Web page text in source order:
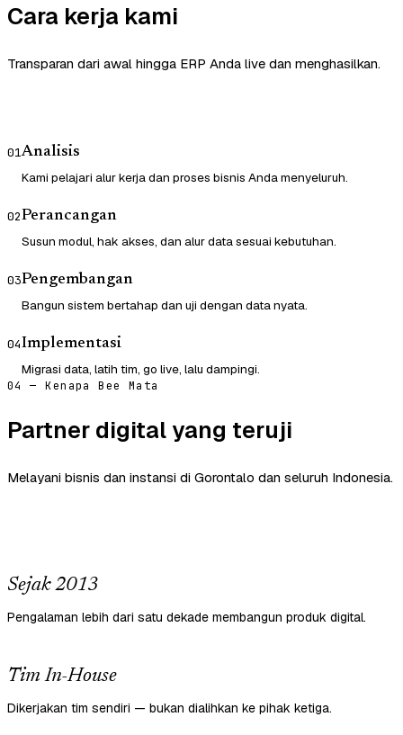
Cara kerja kami
Transparan dari awal hingga ERP Anda live dan menghasilkan.
01Analisis
Kami pelajari alur kerja dan proses bisnis Anda menyeluruh.
02Perancangan
Susun modul, hak akses, dan alur data sesuai kebutuhan.
03Pengembangan
Bangun sistem bertahap dan uji dengan data nyata.
04Implementasi
Migrasi data, latih tim, go live, lalu dampingi.
04 — Kenapa Bee Mata
Partner digital yang teruji
Melayani bisnis dan instansi di Gorontalo dan seluruh Indonesia.
Sejak 2013
Pengalaman lebih dari satu dekade membangun produk digital.
Tim In-House
Dikerjakan tim sendiri — bukan dialihkan ke pihak ketiga.